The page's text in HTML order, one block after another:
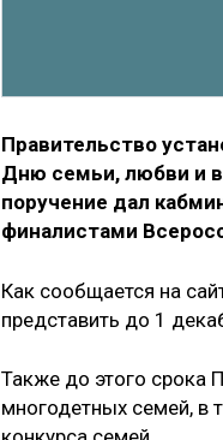
Правительство
Дню семьи, любви и
поручение дал
финалистами
Как сообщается на
представить до 1
Также до этого срока
многодетных семей, в